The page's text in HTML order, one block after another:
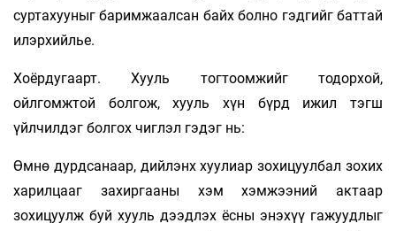
суртахууныг баримжаалсан байх болно гэдгийг баттай
илэрхийлье.
Хоёрдугаарт. Хууль тогтоомжийг тодорхой,
ойлгомжтой болгож, хууль хүн бүрд ижил тэгш
үйлчилдэг болгох чиглэл гэдэг нь:
Өмнө дурдсанаар, дийлэнх хуулиар зохицуулбал зохих
харилцааг захиргааны хэм хэмжээний актаар
зохицуулж буй хууль дээдлэх ёсны энэхүү гажуудлыг